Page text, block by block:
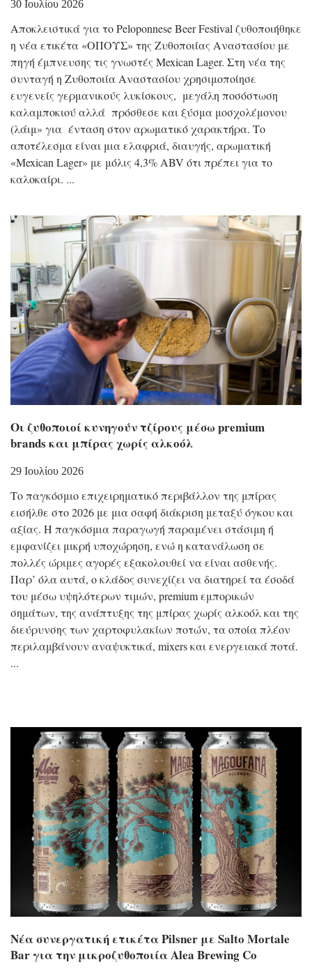
30 Ιουλίου 2026
Αποκλειστικά για το Peloponnese Beer Festival ζυθοποιήθηκε
η νέα ετικέτα «ΟΠΟΥΣ» της Ζυθοποιίας Αναστασίου με
πηγή έμπνευσης τις γνωστές Mexican Lager. Στη νέα της
συνταγή η Ζυθοποιία Αναστασίου χρησιμοποίησε
ευγενείς γερμανικούς λυκίσκους, μεγάλη ποσόστωση
καλαμποκιού αλλά πρόσθεσε και ξύσμα μοσχολέμονου
(λάιμ» για ένταση στον αρωματικό χαρακτήρα. Το
αποτέλεσμα είναι μια ελαφριά, διαυγής, αρωματική
«Mexican Lager» με μόλις 4,3% ABV ότι πρέπει για το
καλοκαίρι.
Οι ζυθοποιοί κυνηγούν τζίρους μέσω premium
brands και μπίρας χωρίς αλκοόλ
29 Ιουλίου 2026
Το παγκόσμιο επιχειρηματικό περιβάλλον της μπίρας
εισήλθε στο 2026 με μια σαφή διάκριση μεταξύ όγκου και
αξίας. Η παγκόσμια παραγωγή παραμένει στάσιμη ή
εμφανίζει μικρή υποχώρηση, ενώ η κατανάλωση σε
πολλές ώριμες αγορές εξακολουθεί να είναι ασθενής.
Παρ’ όλα αυτά, ο κλάδος συνεχίζει να διατηρεί τα έσοδά
του μέσω υψηλότερων τιμών, premium εμπορικών
σημάτων, της ανάπτυξης της μπίρας χωρίς αλκοόλ και της
διεύρυνσης των χαρτοφυλακίων ποτών, τα οποία πλέον
περιλαμβάνουν αναψυκτικά, mixers και ενεργειακά ποτά.
Νέα συνεργατική ετικέτα Pilsner με Salto Mortale
Bar για την μικροζυθοποιία Alea Brewing Co